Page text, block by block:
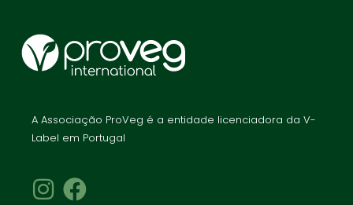
A Associação ProVeg é a entidade licenciadora da V-
Label em Portugal